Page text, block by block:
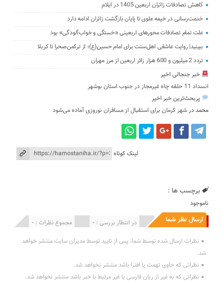
کاهش تصادفات زائران اربعین 1405 در ایلام
خدمت‌رسانی در خیمه علوی تا پایان بازگشت زائران ادامه دارد
علت تمام‌ تصادفات محورهای اربعینی‌ «خستگی و خواب‌آلودگی» ‌بود
ببینید| روایت عاشقی اهل‌سنت برای امام حسین(ع)؛ از ترکمن‌صحرا تا کربلا
تردد 2 میلیون و 600 هزار زائر اربعین از مرز مهران‌‌
خبر جنجالی اخیر
انسداد 11 حلقه چاه غیرمجاز در جنوب استان بوشهر
پربحث‌ترین خبر اخیر
محمد درشهر کرمان برای استقبال از مسافران نوروزی آماده می‌شود
لینک کوتاه
برچسب ها :
ناموجود
ارسال نظر شما مجموع نظرات : 0 در انتظار بررسی : 0 انتشار یافته : 0
نظرات ارسال شده توسط شما، پس از تایید توسط مدیران سایت منتشر خواهد
شد.
نظراتی که حاوی تهمت یا افترا باشد منتشر نخواهد شد.
نظراتی که به غیر از زبان فارسی یا غیر مرتبط با خبر باشد منتشر نخواهد شد.